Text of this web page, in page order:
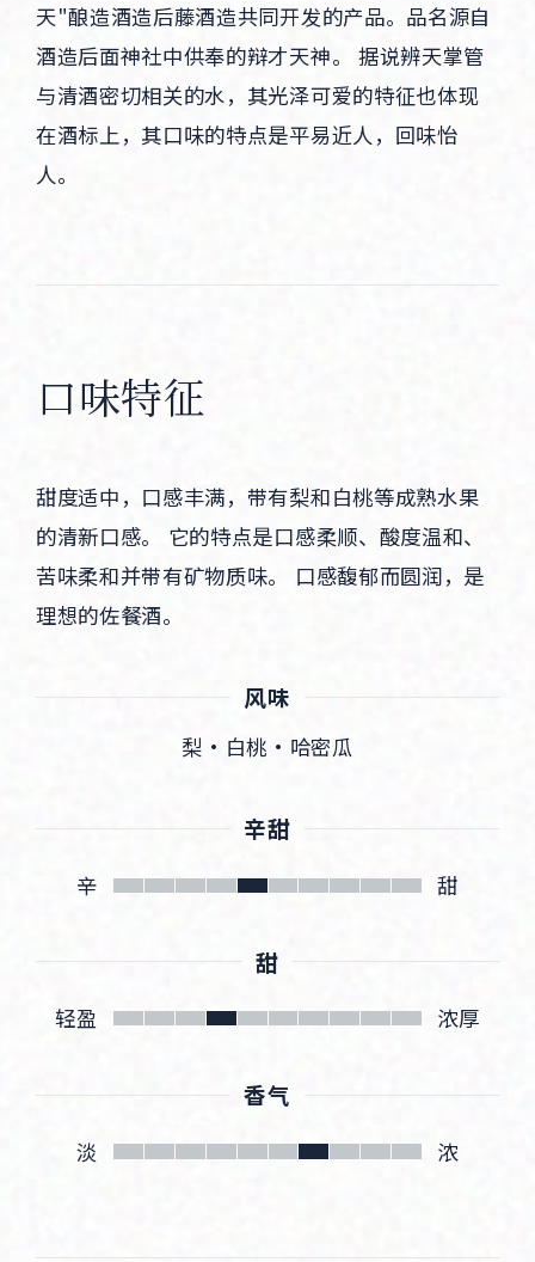
天"酿造酒造后藤酒造共同开发的产品。品名源自
酒造后面神社中供奉的辩才天神。 据说辨天掌管
与清酒密切相关的水，其光泽可爱的特征也体现
在酒标上，其口味的特点是平易近人，回味怡
人。
口味特征
甜度适中，口感丰满，带有梨和白桃等成熟水果
的清新口感。 它的特点是口感柔顺、酸度温和、
苦味柔和并带有矿物质味。 口感馥郁而圆润，是
理想的佐餐酒。
风味
梨・白桃・哈密瓜
辛甜
辛 甜
甜
轻盈 浓厚
香气
淡 浓